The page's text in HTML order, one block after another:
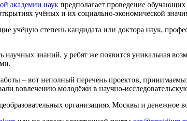
академии наук предполагает проведение
учёных и их социально-экономической
учёную степень кандидата или доктора наук,
знаний, у ребят же появится уникальная
– вот неполный перечень проектов,
вовлечению молодёжи в научно-
организациях Москвы и денежное